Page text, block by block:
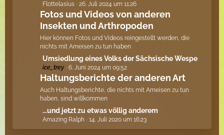
ä
g
e
e
t
z
t
e
B
e
i
r
g
Flottelasius 26. Juli 2024 um 11:26
Fotos und Videos von anderen
Insekten und Arthropoden
Hier können Fotos und Videos reingestellt werden, die
nichts mit Ameisen zu tun haben
L
e
t
z
t
B
e
Umsiedlung eines Volks der Sächsische Wespe
ice_trey 6. Juni 2024 um 09:52
Haltungsberichte der anderen Art
Auch Haltungsberichte, die nichts mit Ameisen zu tun
haben, sind willkommen
L
e
t
...und jetzt zu etwas völlig anderem
Amazing Ralph 14. Juli 2020 um 16:23